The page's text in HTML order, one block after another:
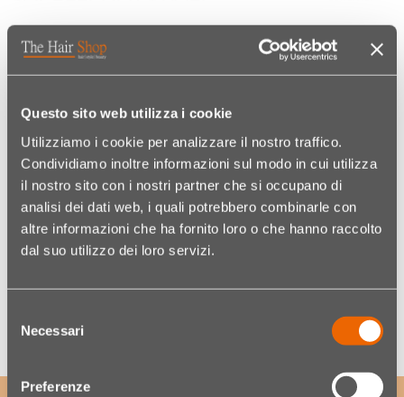
Questo sito web utilizza i cookie
Utilizziamo i cookie per analizzare il nostro traffico.
Condividiamo inoltre informazioni sul modo in cui utilizza
il nostro sito con i nostri partner che si occupano di
analisi dei dati web, i quali potrebbero combinarle con
altre informazioni che ha fornito loro o che hanno raccolto
dal suo utilizzo dei loro servizi.
delNecessari
Preferenze
€ 133,99
Codice: 04190925001